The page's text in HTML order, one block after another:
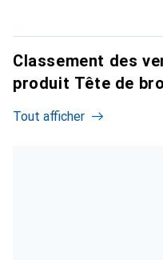
Classement des
produit Tête de
Tout afficher